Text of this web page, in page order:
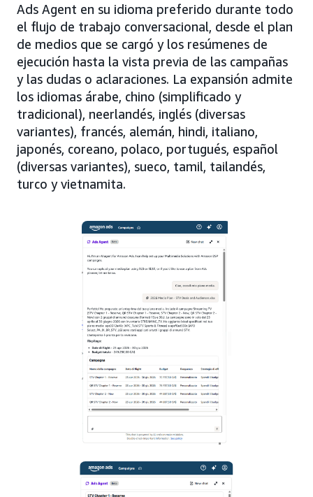
Ads Agent en su idioma preferido durante todo
el flujo de trabajo conversacional, desde el plan
de medios que se cargó y los resúmenes de
ejecución hasta la vista previa de las campañas
y las dudas o aclaraciones. La expansión admite
los idiomas árabe, chino (simplificado y
tradicional), neerlandés, inglés (diversas
variantes), francés, alemán, hindi, italiano,
japonés, coreano, polaco, portugués, español
(diversas variantes), sueco, tamil, tailandés,
turco y vietnamita.